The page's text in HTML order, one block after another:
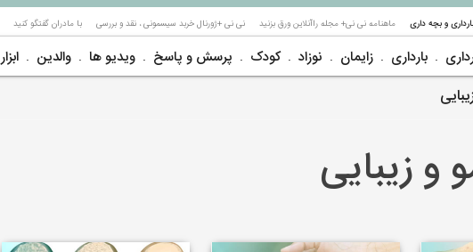
و بچه داری ماهنامه نی نی+ مجله راآنلاین ورق بزنید نی نی +ژورنال خربد سیسمونی ، نقد و بررسی با مادران گفتگو کنید
بارداری زایمان نوزاد کودک پرسش و پاسخ ویدیو ها والدین ابزار
زیبایی